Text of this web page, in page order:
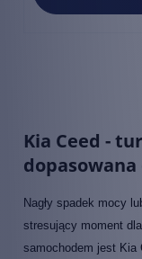
Kia Ceed -
Nagły spadek mocy
stresujący moment
samochodem jest Kia